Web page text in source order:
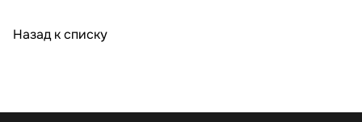
Назад к списку